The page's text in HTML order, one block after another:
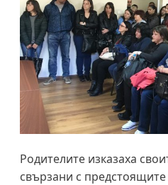
Родителите изказаха
свързани с